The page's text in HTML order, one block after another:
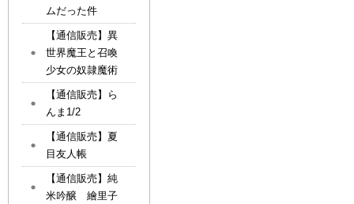
ムだった件
【通信販売】異
世界魔王と召喚
少女の奴隷魔術
【通信販売】ら
んま1/2
【通信販売】夏
目友人帳
【通信販売】純
米吟醸 繪里子